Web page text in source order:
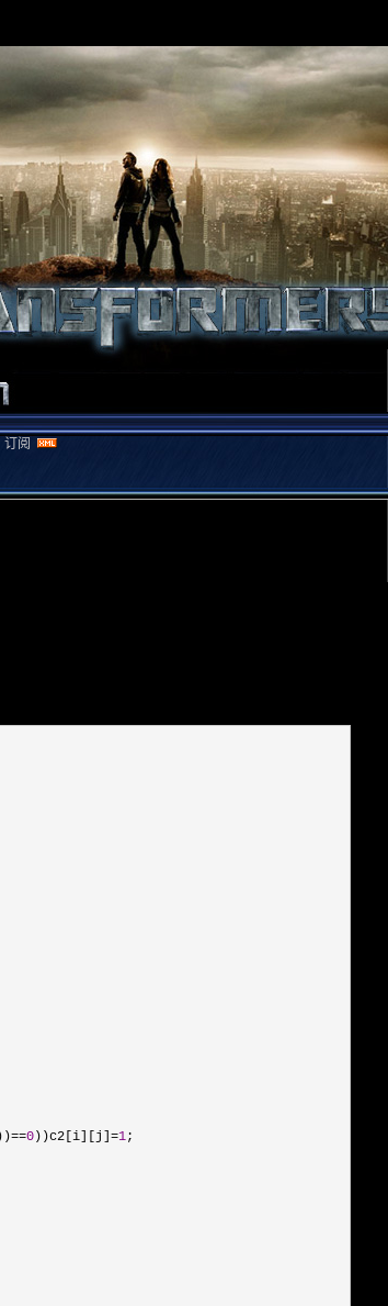
订阅
))==0 ))c2[i][j]=1;